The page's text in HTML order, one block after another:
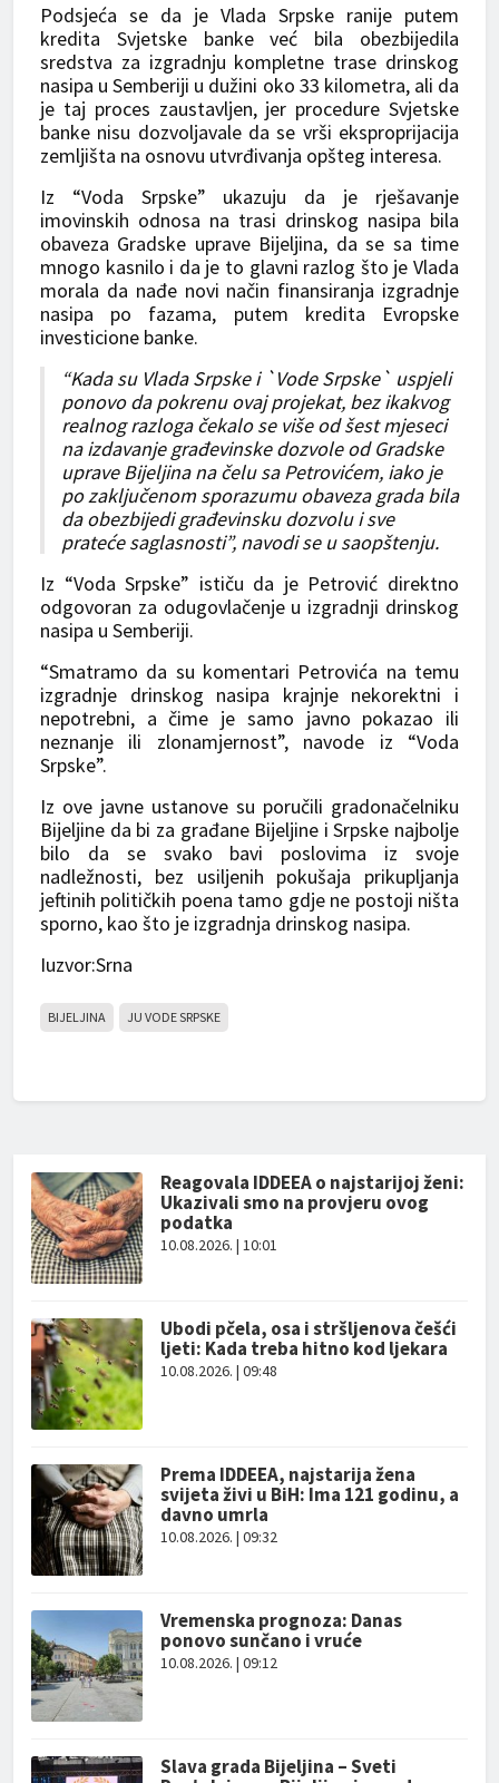
Podsjeća se da je Vlada Srpske ranije putem
kredita Svjetske banke već bila obezbijedila
sredstva za izgradnju kompletne trase drinskog
nasipa u Semberiji u dužini oko 33 kilometra, ali da
je taj proces zaustavljen, jer procedure Svjetske
banke nisu dozvoljavale da se vrši eksproprijacija
zemljišta na osnovu utvrđivanja opšteg interesa.
Iz “Voda Srpske” ukazuju da je rješavanje
imovinskih odnosa na trasi drinskog nasipa bila
obaveza Gradske uprave Bijeljina, da se sa time
mnogo kasnilo i da je to glavni razlog što je Vlada
morala da nađe novi način finansiranja izgradnje
nasipa po fazama, putem kredita Evropske
investicione banke.
“Kada su Vlada Srpske i `Vode Srpske` uspjeli
ponovo da pokrenu ovaj projekat, bez ikakvog
realnog razloga čekalo se više od šest mjeseci
na izdavanje građevinske dozvole od Gradske
uprave Bijeljina na čelu sa Petrovićem, iako je
po zaključenom sporazumu obaveza grada bila
da obezbijedi građevinsku dozvolu i sve
prateće saglasnosti”, navodi se u saopštenju.
Iz “Voda Srpske” ističu da je Petrović direktno
odgovoran za odugovlačenje u izgradnji drinskog
nasipa u Semberiji.
“Smatramo da su komentari Petrovića na temu
izgradnje drinskog nasipa krajnje nekorektni i
nepotrebni, a čime je samo javno pokazao ili
neznanje ili zlonamjernost”, navode iz “Voda
Srpske”.
Iz ove javne ustanove su poručili gradonačelniku
Bijeljine da bi za građane Bijeljine i Srpske najbolje
bilo da se svako bavi poslovima iz svoje
nadležnosti, bez usiljenih pokušaja prikupljanja
jeftinih političkih poena tamo gdje ne postoji ništa
sporno, kao što je izgradnja drinskog nasipa.
Iuzvor:Srna
BIJELJINA JU VODE SRPSKE
Reagovala IDDEEA o najstarijoj ženi:
Ukazivali smo na provjeru ovog
podatka
10.08.2026. | 10:01
Ubodi pčela, osa i stršljenova češći
ljeti: Kada treba hitno kod ljekara
10.08.2026. | 09:48
Prema IDDEEA, najstarija žena
svijeta živi u BiH: Ima 121 godinu, a
davno umrla
10.08.2026. | 09:32
Vremenska prognoza: Danas
ponovo sunčano i vruće
10.08.2026. | 09:12
Slava grada Bijeljina – Sveti